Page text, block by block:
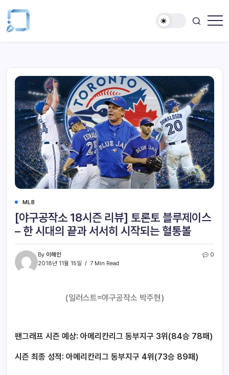
MLB
[야구공작소 18시즌 리뷰] 토론토 블루제이스
– 한 시대의 끝과 서서히 시작되는 혈통볼
By 이해인
2018년 11월 15일
7 Min Read
0
(일러스트=야구공작소 박주현)
팬그래프 시즌 예상: 아메리칸리그 동부지구 3위(84승 78패)
시즌 최종 성적: 아메리칸리그 동부지구 4위(73승 89패)